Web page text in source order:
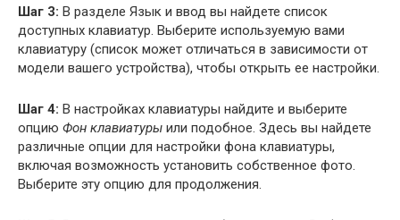
Шаг 3: В разделе Язык и ввод вы найдете список
доступных клавиатур. Выберите используемую вами
клавиатуру (список может отличаться в зависимости от
модели вашего устройства), чтобы открыть ее настройки.
Шаг 4: В настройках клавиатуры найдите и выберите
опцию Фон клавиатуры или подобное. Здесь вы найдете
различные опции для настройки фона клавиатуры,
включая возможность установить собственное фото.
Выберите эту опцию для продолжения.